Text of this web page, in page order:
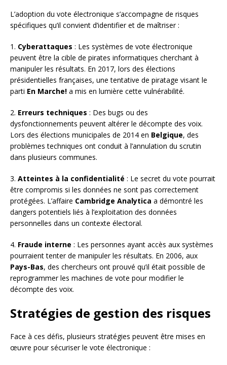
L’adoption du vote électronique s’accompagne de risques
spécifiques qu’il convient d’identifier et de maîtriser :
1. Cyberattaques : Les systèmes de vote électronique
peuvent être la cible de pirates informatiques cherchant à
manipuler les résultats. En 2017, lors des élections
présidentielles françaises, une tentative de piratage visant le
parti En Marche! a mis en lumière cette vulnérabilité.
2. Erreurs techniques : Des bugs ou des
dysfonctionnements peuvent altérer le décompte des voix.
Lors des élections municipales de 2014 en Belgique, des
problèmes techniques ont conduit à l’annulation du scrutin
dans plusieurs communes.
3. Atteintes à la confidentialité : Le secret du vote pourrait
être compromis si les données ne sont pas correctement
protégées. L’affaire Cambridge Analytica a démontré les
dangers potentiels liés à l’exploitation des données
personnelles dans un contexte électoral.
4. Fraude interne : Les personnes ayant accès aux systèmes
pourraient tenter de manipuler les résultats. En 2006, aux
Pays-Bas, des chercheurs ont prouvé qu’il était possible de
reprogrammer les machines de vote pour modifier le
décompte des voix.
Stratégies de gestion des risques
Face à ces défis, plusieurs stratégies peuvent être mises en
œuvre pour sécuriser le vote électronique :